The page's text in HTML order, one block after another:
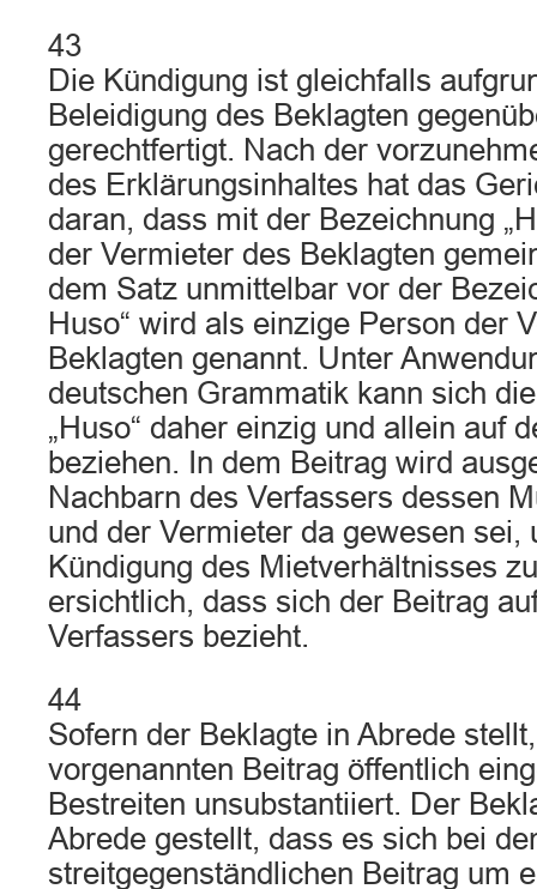
43
Die Kündigung ist gleichfalls
Beleidigung des Beklagten
gerechtfertigt. Nach der
des Erklärungsinhaltes hat das
daran, dass mit der Bezeichnung
der Vermieter des Beklagten
dem Satz unmittelbar vor der
Huso“ wird als einzige Person der
Beklagten genannt. Unter
deutschen Grammatik kann sich
„Huso“ daher einzig und allein auf
beziehen. In dem Beitrag wird
Nachbarn des Verfassers dessen
und der Vermieter da gewesen sei,
Kündigung des Mietverhältnisses
ersichtlich, dass sich der Beitrag
Verfassers bezieht.
44
Sofern der Beklagte in Abrede
vorgenannten Beitrag öffentlich
Bestreiten unsubstantiiert. Der
Abrede gestellt, dass es sich bei
streitgegenständlichen Beitrag um